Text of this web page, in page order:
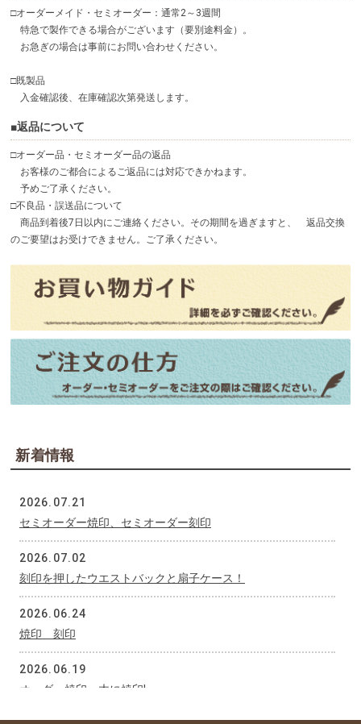
□オーダーメイド・セミオーダー：通常2～3週間
特急で製作できる場合がございます（要別途料金）。
お急ぎの場合は事前にお問い合わせください。
□既製品
入金確認後、在庫確認次第発送します。
■返品について
□オーダー品・セミオーダー品の返品
お客様のご都合によるご返品には対応できかねます。
予めご了承ください。
□不良品・誤送品について
商品到着後7日以内にご連絡ください。その期間を過ぎますと、
返品交換
のご要望はお受けできません。ご了承ください。
新着情報
2026.07.21
セミオーダー焼印、セミオーダー刻印
2026.07.02
刻印を押したウエストバックと扇子ケース！
2026.06.24
焼印 刻印
2026.06.19
オーダー焼印 木に焼印!